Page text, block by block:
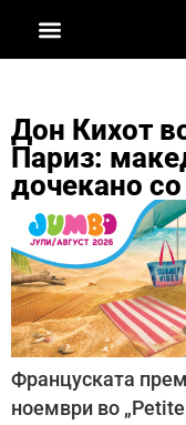
Дон Кихот
Париз:
дочекано
Француската
ноември во